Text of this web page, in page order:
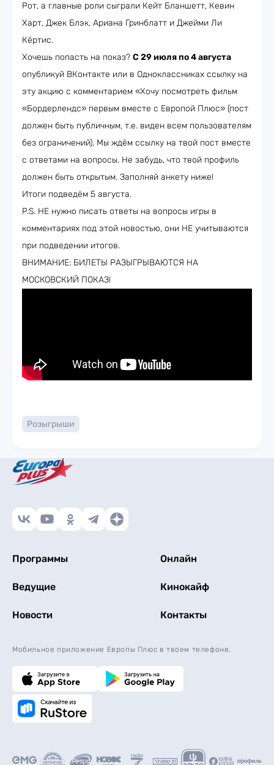
Рот, а главные роли сыграли Кейт Бланшетт, Кевин
Харт, Джек Блэк, Ариана Гринблатт и Джейми Ли
Кёртис.
Хочешь попасть на показ? С 29 июля по 4 августа
опубликуй ВКонтакте или в Одноклассниках ссылку на
эту акцию с комментарием «Хочу посмотреть фильм
«Бордерлендс» первым вместе с Европой Плюс» (пост
должен быть публичным, т.е. виден всем пользователям
без ограничений). Мы ждём ссылку на твой пост вместе
с ответами на вопросы. Не забудь, что твой профиль
должен быть открытым. Заполняй анкету ниже!
Итоги подведём 5 августа.
P.S. НЕ нужно писать ответы на вопросы игры в
комментариях под этой новостью, они НЕ учитываются
при подведении итогов.
ВНИМАНИЕ: БИЛЕТЫ РАЗЫГРЫВАЮТСЯ НА
МОСКОВСКИЙ ПОКАЗ!
Розыгрыши
Программы Онлайн
Ведущие Кинокайф
Новости Контакты
Мобильное приложение Европы Плюс в твоем телефоне.